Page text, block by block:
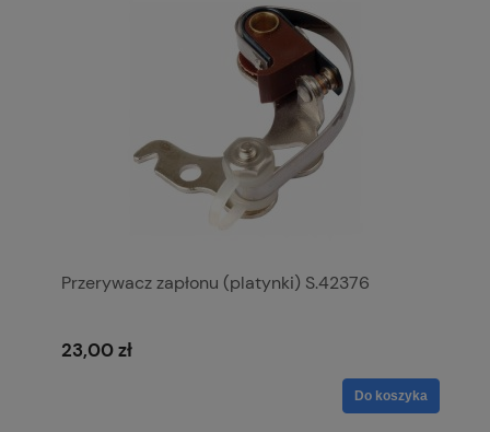
Przerywacz zapłonu (platynki) S.42376
23,00 zł
Do koszyka